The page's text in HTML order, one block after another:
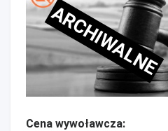
ARCHIWALNE
Cena wywoławcza: